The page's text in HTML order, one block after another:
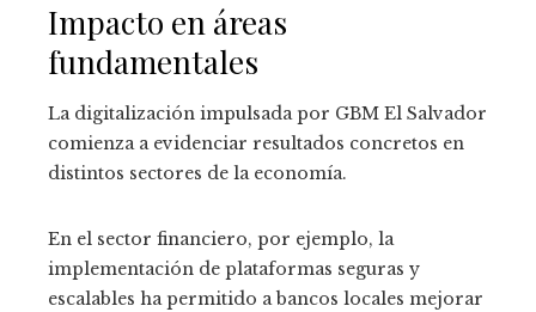
Impacto en áreas
fundamentales
La digitalización impulsada por GBM El Salvador
comienza a evidenciar resultados concretos en
distintos sectores de la economía.
En el sector financiero, por ejemplo, la
implementación de plataformas seguras y
escalables ha permitido a bancos locales mejorar